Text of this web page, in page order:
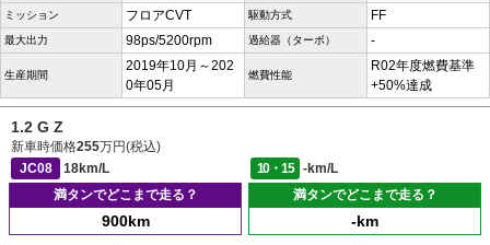
ミッション フロアCVT 駆動方式 FF
最大出力 98ps/5200rpm 過給器（ターボ） -
生産期間
2019年10月～202
0年05月
燃費性能
R02年度燃費基準
+50%達成
1.2 G Z
新車時価格255万円(税込)
JC08
18km/L 10・15
-km/L
満タンでどこまで走る？
900km
満タンでどこまで走る？
-km